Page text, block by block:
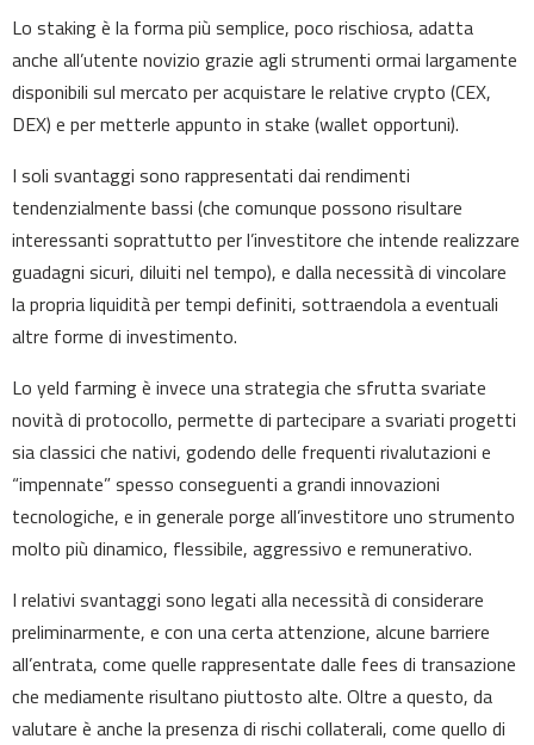
Lo staking è la forma più semplice, poco rischiosa, adatta
anche all’utente novizio grazie agli strumenti ormai largamente
disponibili sul mercato per acquistare le relative crypto (CEX,
DEX) e per metterle appunto in stake (wallet opportuni).
I soli svantaggi sono rappresentati dai rendimenti
tendenzialmente bassi (che comunque possono risultare
interessanti soprattutto per l’investitore che intende realizzare
guadagni sicuri, diluiti nel tempo), e dalla necessità di vincolare
la propria liquidità per tempi definiti, sottraendola a eventuali
altre forme di investimento.
Lo yeld farming è invece una strategia che sfrutta svariate
novità di protocollo, permette di partecipare a svariati progetti
sia classici che nativi, godendo delle frequenti rivalutazioni e
“impennate” spesso conseguenti a grandi innovazioni
tecnologiche, e in generale porge all’investitore uno strumento
molto più dinamico, flessibile, aggressivo e remunerativo.
I relativi svantaggi sono legati alla necessità di considerare
preliminarmente, e con una certa attenzione, alcune barriere
all’entrata, come quelle rappresentate dalle fees di transazione
che mediamente risultano piuttosto alte. Oltre a questo, da
valutare è anche la presenza di rischi collaterali, come quello di